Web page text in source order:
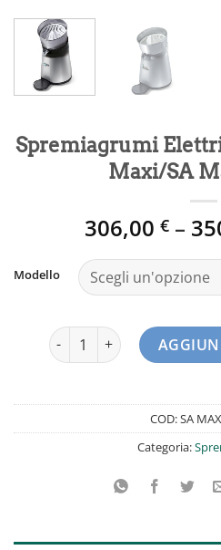
Spremiagrumi
Maxi/SA
306,00 €–
Modello
Spremiagrumi Elettrico La
COD:SA
Categoria: